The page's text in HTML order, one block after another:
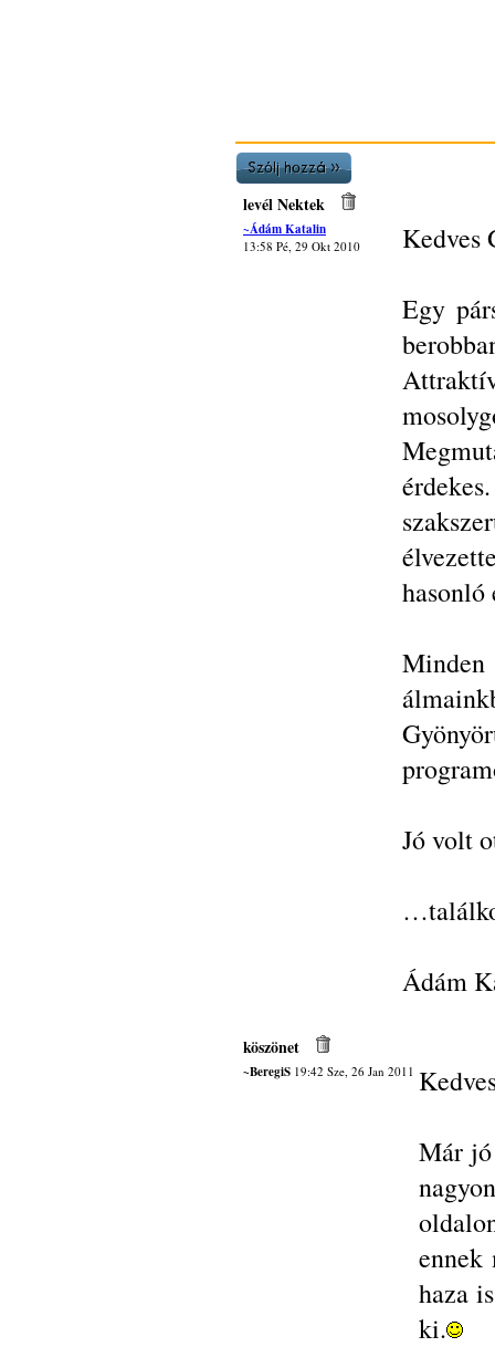
levél Nektek
~Ádám Katalin
13:58 Pé, 29 Okt 2010
Kedves
Egy
hasonló
Minden
Jó volt
Ádám
köszönet
~BeregiS 19:42 Sze, 26 Jan 2011
Már jó
ennek
haza
ki.